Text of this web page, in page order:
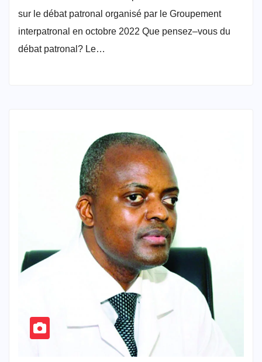
sur le débat patronal organisé par le Groupement
interpatronal en octobre 2022 Que pensez–vous du
débat patronal? Le…